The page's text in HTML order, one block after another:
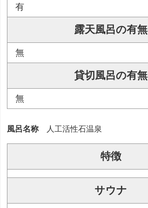
有
露天風呂の有無
無
貸切風呂の有無
無
風呂名称 人工活性石温泉
特徴
サウナ